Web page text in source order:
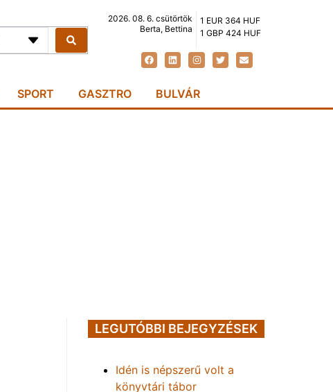
2026. 08. 6. csütörtök
Berta, Bettina
1 EUR 364 HUF
1 GBP 424 HUF
SPORT GASZTRO BULVÁR
LEGUTÓBBI BEJEGYZÉSEK
Idén is népszerű volt a
könyvtári tábor